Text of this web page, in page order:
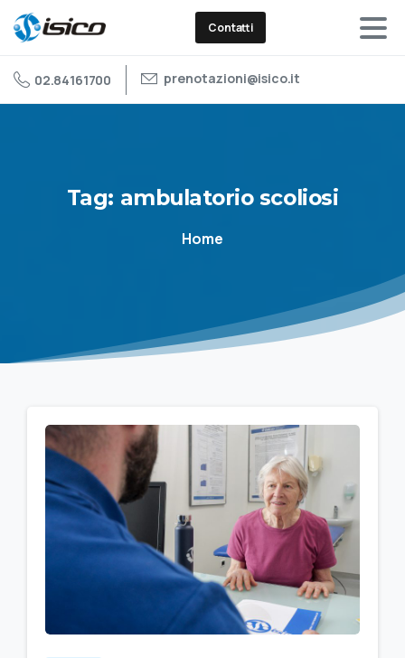
Contatti
02.84161700 prenotazioni@isico.it
Tag: ambulatorio scoliosi
Home